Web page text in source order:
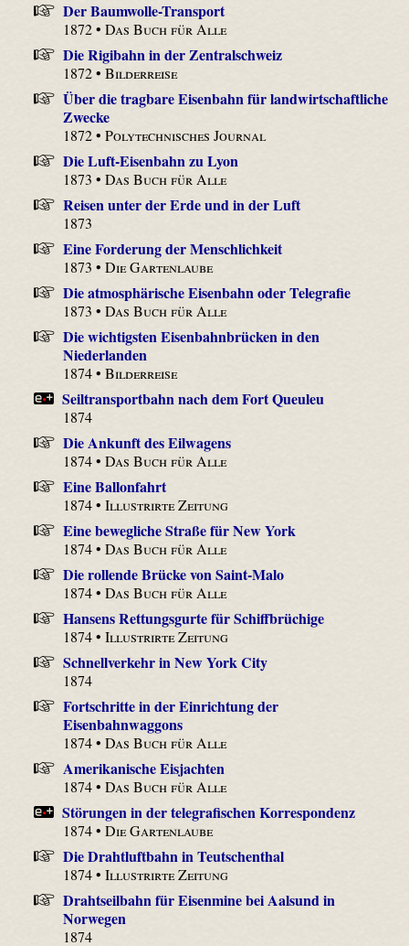
Der Baumwolle-Transport
1872 •Das Buch für Alle
Die Rigibahn in der Zentralschweiz
1872 •Bilderreise
Über die tragbare Eisenbahn für landwirtschaftliche
Zwecke
1872 •Polytechnisches Journal
Die Luft-Eisenbahn zu Lyon
1873 •Das Buch für Alle
Reisen unter der Erde und in der Luft
1873
Eine Forderung der Menschlichkeit
1873 •Die Gartenlaube
Die atmosphärische Eisenbahn oder Telegrafie
1873 •Das Buch für Alle
Die wichtigsten Eisenbahnbrücken in den
Niederlanden
1874 •Bilderreise
Seiltransportbahn nach dem Fort Queuleu
1874
Die Ankunft des Eilwagens
1874 •Das Buch für Alle
Eine Ballonfahrt
1874 •Illustrirte Zeitung
Eine bewegliche Straße für New York
1874 •Das Buch für Alle
Die rollende Brücke von Saint-Malo
1874 •Das Buch für Alle
Hansens Rettungsgurte für Schiffbrüchige
1874 •Illustrirte Zeitung
Schnellverkehr in New York City
1874
Fortschritte in der Einrichtung der
Eisenbahnwaggons
1874 •Das Buch für Alle
Amerikanische Eisjachten
1874 •Das Buch für Alle
Störungen in der telegrafischen Korrespondenz
1874 •Die Gartenlaube
Die Drahtluftbahn in Teutschenthal
1874 •Illustrirte Zeitung
Drahtseilbahn für Eisenmine bei Aalsund in
Norwegen
1874